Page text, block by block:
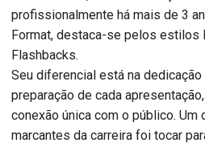
profissionalmente há mais de 3
Format, destaca-se pelos estilos
Flashbacks.
Seu diferencial está na
preparação de cada
conexão única com o público.
marcantes da carreira foi tocar